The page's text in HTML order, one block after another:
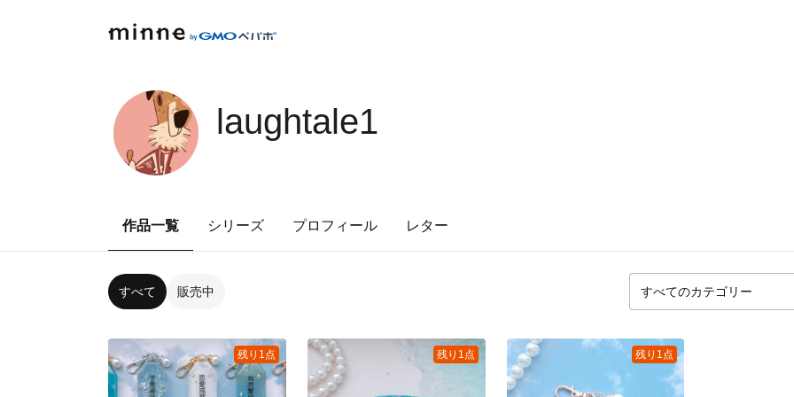
laughtale1
作品一覧 シリーズ プロフィール レター
すべて 販売中
残り1点 残り1点 残り1点